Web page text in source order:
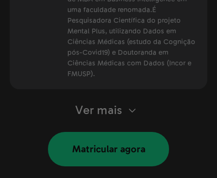
uma faculdade renomada.É
Pesquisadora Científica do projeto
Mental Plus, utilizando Dados em
Ciências Médicas (estudo da Cognição
pós-Covid19) e Doutoranda em
Ciências Médicas com Dados (Incor e
FMUSP).
Ver mais
Matricular agora